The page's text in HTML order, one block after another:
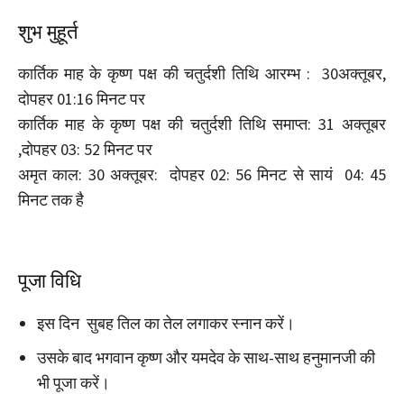
शुभ मुहूर्त
कार्तिक माह के कृष्ण पक्ष की चतुर्दशी तिथि आरम्भ : 30अक्तूबर,
दोपहर 01:16 मिनट पर
कार्तिक माह के कृष्ण पक्ष की चतुर्दशी तिथि समाप्त: 31 अक्तूबर
,दोपहर 03: 52 मिनट पर
अमृत काल: 30 अक्तूबर: दोपहर 02: 56 मिनट से सायं 04: 45
मिनट तक है
पूजा विधि
इस दिन सुबह तिल का तेल लगाकर स्नान करें।
उसके बाद भगवान कृष्ण और यमदेव के साथ-साथ हनुमानजी की
भी पूजा करें।